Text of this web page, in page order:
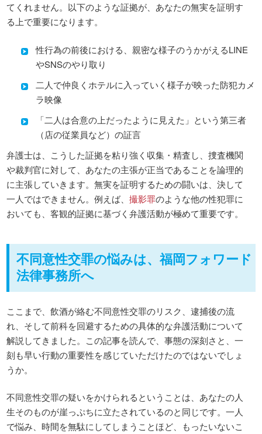
てくれません。以下のような証拠が、あなたの無実を証明す
る上で重要になります。
性行為の前後における、親密な様子のうかがえるLINE
やSNSのやり取り
二人で仲良くホテルに入っていく様子が映った防犯カメ
ラ映像
「二人は合意の上だったように見えた」という第三者
（店の従業員など）の証言
弁護士は、こうした証拠を粘り強く収集・精査し、捜査機関
や裁判官に対して、あなたの主張が正当であることを論理的
に主張していきます。無実を証明するための闘いは、決して
一人ではできません。例えば、撮影罪のような他の性犯罪に
おいても、客観的証拠に基づく弁護活動が極めて重要です。
不同意性交罪の悩みは、福岡フォワード
法律事務所へ
ここまで、飲酒が絡む不同意性交罪のリスク、逮捕後の流
れ、そして前科を回避するための具体的な弁護活動について
解説してきました。この記事を読んで、事態の深刻さと、一
刻も早い行動の重要性を感じていただけたのではないでしょ
うか。
不同意性交罪の疑いをかけられるということは、あなたの人
生そのものが崖っぷちに立たされているのと同じです。一人
で悩み、時間を無駄にしてしまうことほど、もったいないこ